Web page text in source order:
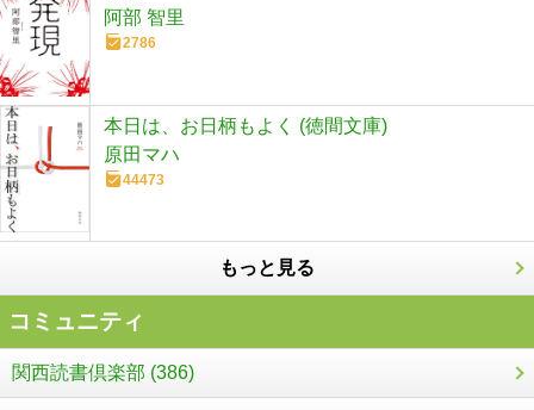
阿部 智里
2786
本日は、お日柄もよく (徳間文庫)
原田マハ
44473
もっと見る
コミュニティ
関西読書倶楽部 (386)